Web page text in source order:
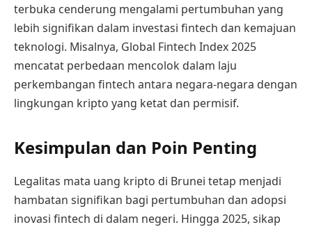
terbuka cenderung mengalami pertumbuhan yang
lebih signifikan dalam investasi fintech dan kemajuan
teknologi. Misalnya, Global Fintech Index 2025
mencatat perbedaan mencolok dalam laju
perkembangan fintech antara negara-negara dengan
lingkungan kripto yang ketat dan permisif.
Kesimpulan dan Poin Penting
Legalitas mata uang kripto di Brunei tetap menjadi
hambatan signifikan bagi pertumbuhan dan adopsi
inovasi fintech di dalam negeri. Hingga 2025, sikap